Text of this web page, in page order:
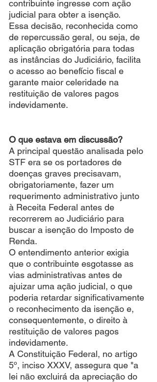
contribuinte ingresse com ação
judicial para obter a isenção.
Essa decisão, reconhecida como
de repercussão geral, ou seja, de
aplicação obrigatória para todas
as instâncias do Judiciário, facilita
o acesso ao benefício fiscal e
garante maior celeridade na
restituição de valores pagos
indevidamente.
O que estava em discussão?
A principal questão analisada pelo
STF era se os portadores de
doenças graves precisavam,
obrigatoriamente, fazer um
requerimento administrativo junto
à Receita Federal antes de
recorrerem ao Judiciário para
buscar a isenção do Imposto de
Renda.
O entendimento anterior exigia
que o contribuinte esgotasse as
vias administrativas antes de
ajuizar uma ação judicial, o que
poderia retardar significativamente
o reconhecimento da isenção e,
consequentemente, o direito à
restituição de valores pagos
indevidamente.
A Constituição Federal, no artigo
5º, inciso XXXV, assegura que "a
lei não excluirá da apreciação do